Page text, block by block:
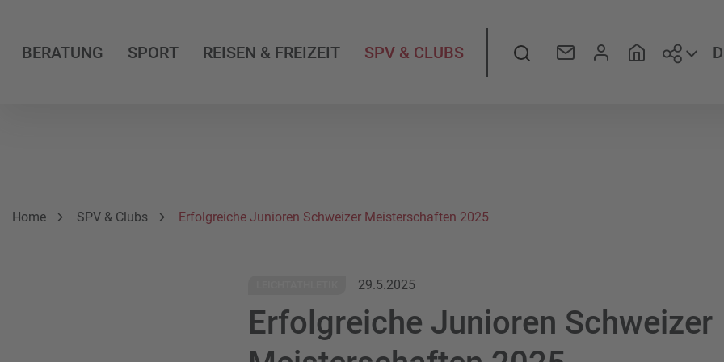
BERATUNG SPORT REISEN & FREIZEIT SPV & CLUBS Suche
Breadcrumbnavigation
Sie befinden sich hier:
Home SPV & Clubs Erfolgreiche Junioren Schweizer Meisterschaften 2025
29.5.2025
Erfolgreiche Junioren Schweizer